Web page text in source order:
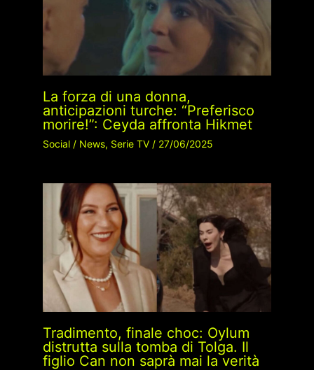
La forza di una donna,
anticipazioni turche: “Preferisco
morire!”: Ceyda affronta Hikmet
Social/ News, Serie TV/ 27/06/2025
Tradimento, finale choc: Oylum
distrutta sulla tomba di Tolga. Il
figlio Can non saprà mai la verità